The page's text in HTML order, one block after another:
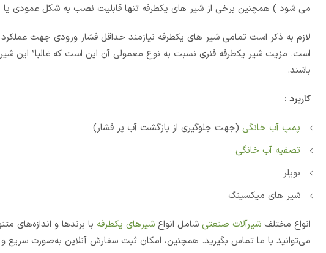
می شود ) همچنین برخی از شیر های یکطرفه تنها قابلیت نصب به شکل عمودی یا
لازم به ذکر است تمامی شیر های یکطرفه نیازمند حداقل فشار ورودی جهت
است. مزیت شیر یکطرفه فنری نسبت به نوع معمولی آن این است که غالبا” این
باشند.
کاربرد :
پمپ آب خانگی (جهت جلوگیری از بازگشت آب پر فشار)
تصفیه آب خانگی
بویلر
شیر های میکسینگ
انواع مختلف شیرآلات صنعتی شامل انواع شیرهای یکطرفه با برندها و
می‌توانید با ما تماس بگیرید. همچنین، امکان ثبت سفارش آنلاین به‌صورت سریع